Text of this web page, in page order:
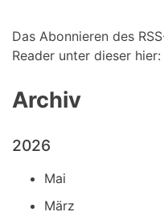
Das Abonnieren des
Reader unter dieser hier:
Archiv
2026
Mai
März